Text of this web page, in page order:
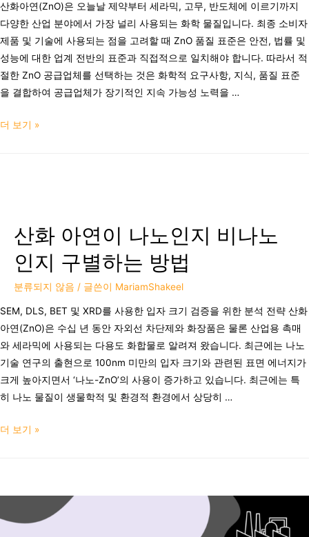
산화아연(ZnO)은 오늘날 제약부터 세라믹, 고무, 반도체에 이르기까지
다양한 산업 분야에서 가장 널리 사용되는 화학 물질입니다. 최종 소비자
제품 및 기술에 사용되는 점을 고려할 때 ZnO 품질 표준은 안전, 법률 및
성능에 대한 업계 전반의 표준과 직접적으로 일치해야 합니다. 따라서 적
절한 ZnO 공급업체를 선택하는 것은 화학적 요구사항, 지식, 품질 표준
을 결합하여 공급업체가 장기적인 지속 가능성 노력을 …
더 보기 »
산화 아연이 나노인지 비나노
인지 구별하는 방법
분류되지 않음 / 글쓴이 MariamShakeel
SEM, DLS, BET 및 XRD를 사용한 입자 크기 검증을 위한 분석 전략 산화
아연(ZnO)은 수십 년 동안 자외선 차단제와 화장품은 물론 산업용 촉매
와 세라믹에 사용되는 다용도 화합물로 알려져 왔습니다. 최근에는 나노
기술 연구의 출현으로 100nm 미만의 입자 크기와 관련된 표면 에너지가
크게 높아지면서 ‘나노-ZnO’의 사용이 증가하고 있습니다. 최근에는 특
히 나노 물질이 생물학적 및 환경적 환경에서 상당히 …
더 보기 »